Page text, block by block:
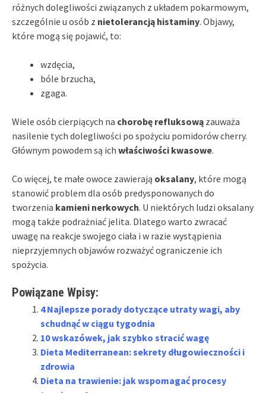
różnych dolegliwości związanych z układem pokarmowym,
szczególnie u osób z nietolerancją histaminy. Objawy,
które mogą się pojawić, to:
wzdęcia,
bóle brzucha,
zgaga.
Wiele osób cierpiących na chorobę refluksową zauważa
nasilenie tych dolegliwości po spożyciu pomidorów cherry.
Głównym powodem są ich właściwości kwasowe.
Co więcej, te małe owoce zawierają oksalany, które mogą
stanowić problem dla osób predysponowanych do
tworzenia kamieni nerkowych. U niektórych ludzi oksalany
mogą także podrażniać jelita. Dlatego warto zwracać
uwagę na reakcje swojego ciała i w razie wystąpienia
nieprzyjemnych objawów rozważyć ograniczenie ich
spożycia.
Powiązane Wpisy:
4 Najlepsze porady dotyczące utraty wagi, aby
schudnąć w ciągu tygodnia
10 wskazówek, jak szybko stracić wagę
Dieta Mediterranean: sekrety długowieczności i
zdrowia
Dieta na trawienie: jak wspomagać procesy